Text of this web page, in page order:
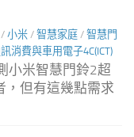
/ 小米 / 智慧家庭 / 智慧門
消費與車用電子4C(ICT)
小米智慧門鈴2超
，但有這幾點需求